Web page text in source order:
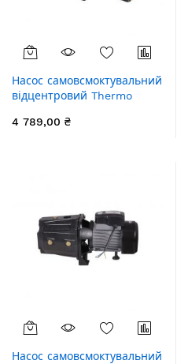
Насос самовсмоктувальний
відцентровий Thermo
кВт
4 789,00 ₴
Насос самовсмоктувальний